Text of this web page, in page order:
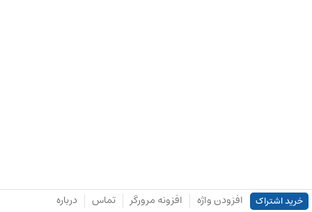
خرید اشتراک افزودن واژه افزونه مرورگر تماس درباره